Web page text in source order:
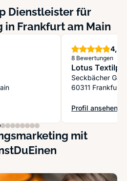
Dienstleister für
Frankfurt am Main
4,9
8 Bewertungen
Lotus
Seckbächer
60311 Frankfurt
Profil ansehen
: Lotus
mit